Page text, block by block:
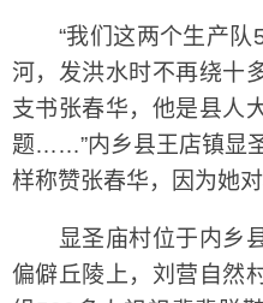
“我们这两个生产队
河，发洪水时不再绕十
支书张春华，他是县人
题……”内乡县王店镇显
样称赞张春华，因为她
显圣庙村位于内乡县
偏僻丘陵上，刘营自然